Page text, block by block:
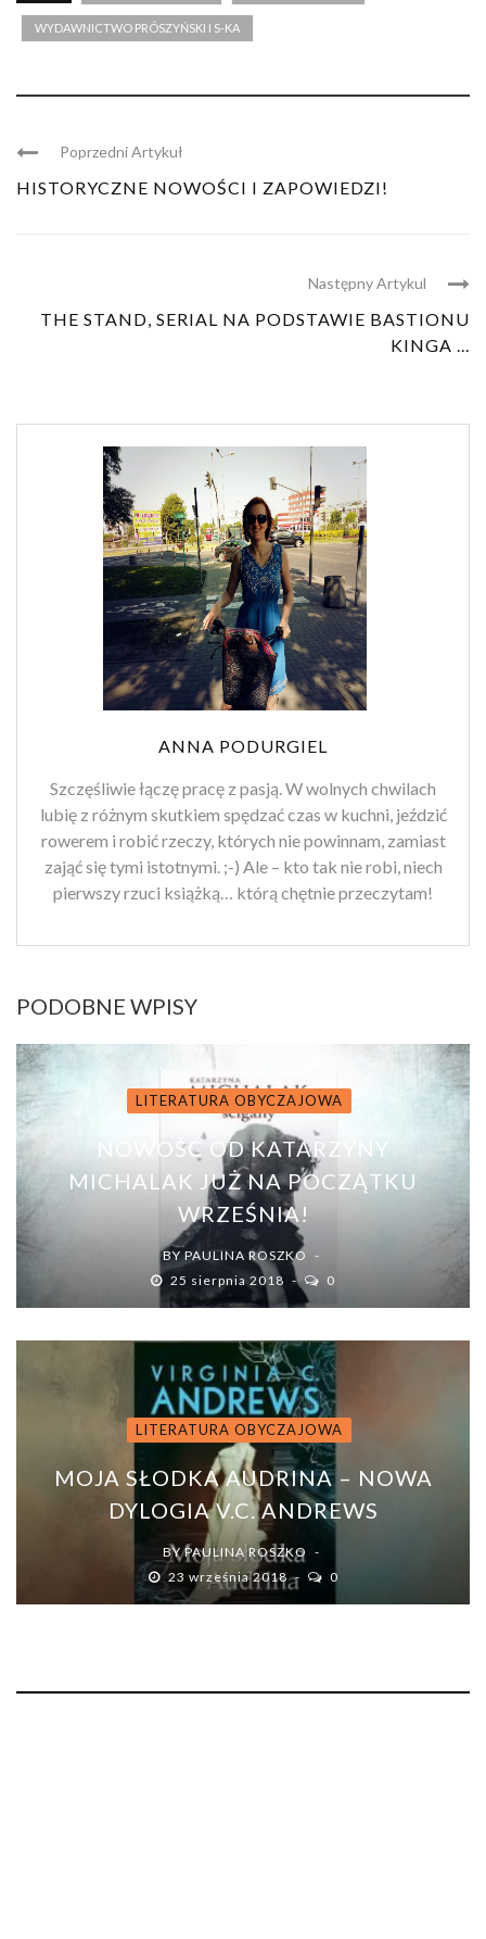
WYDAWNICTWO PRÓSZYŃSKI I S-KA
Poprzedni Artykuł
HISTORYCZNE NOWOŚCI I ZAPOWIEDZI!
Następny Artykul
THE STAND, SERIAL NA PODSTAWIE BASTIONU
KINGA ...
ANNA PODURGIEL
Szczęśliwie łączę pracę z pasją. W wolnych chwilach
lubię z różnym skutkiem spędzać czas w kuchni, jeździć
rowerem i robić rzeczy, których nie powinnam, zamiast
zająć się tymi istotnymi. ;-) Ale – kto tak nie robi, niech
pierwszy rzuci książką… którą chętnie przeczytam!
PODOBNE WPISY
LITERATURA OBYCZAJOWA
NOWOŚĆ OD KATARZYNY
MICHALAK JUŻ NA POCZĄTKU
WRZEŚNIA!
BYPAULINA ROSZKO
25 sierpnia 2018
0
LITERATURA OBYCZAJOWA
MOJA SŁODKA AUDRINA – NOWA
DYLOGIA V.C. ANDREWS
BYPAULINA ROSZKO
23 września 2018
0